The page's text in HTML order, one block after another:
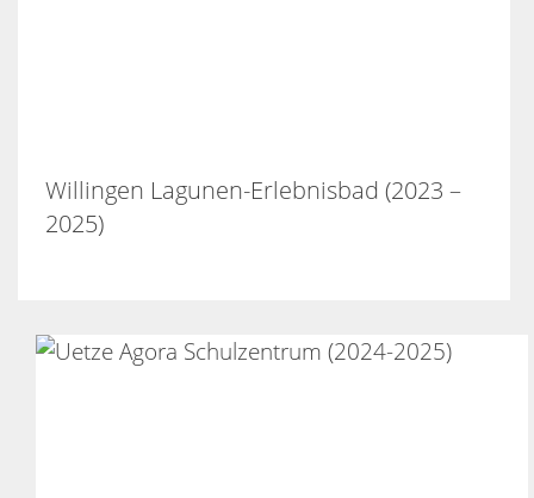
Willingen Lagunen-Erlebnisbad (2023 –
2025)